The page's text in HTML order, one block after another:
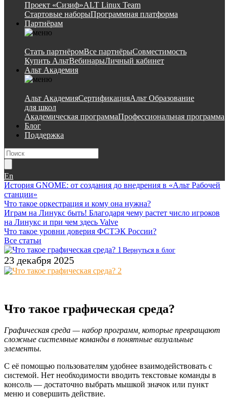
Проект «Сизиф»ALT Linux Team
Стартовые наборыПрограммная платформа
Партнёрам
Стать партнёромВсе партнёрыСовместимость
Купить АльтВебинарыЛичный кабинет
Альт Академия
Альт АкадемияСертификацияАльт Образование
для школ
Академическая программаПрофессиональная программа
Блог
Поддержка
En
История GNOME: от создания до внедрения в «Альт Рабочей
станции»
Что такое оркестрация и кому она нужна?
Играм на Линукс быть! Благодаря чему растет число игроков
на Линукс и при чем здесь Valve
Что такое уровни доверия ФСТЭК России?
Все статьи
Вернуться в блог
23 декабря 2025
Что такое графическая среда?
Графическая среда — набор программ, которые превращают
сложные системные команды в понятные визуальные
элементы.
С её помощью пользователям удобнее взаимодействовать с
системой. Нет необходимости вводить текстовые команды в
консоль — достаточно выбрать мышкой значок или пункт
меню и совершить действие.